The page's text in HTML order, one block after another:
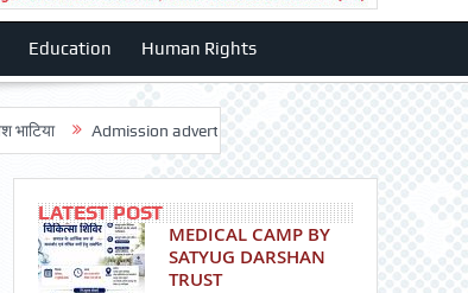
Education Human Rights
Admission advertisment श्री हनुमान मंदिर 3डी-42 का
LATEST POST
MEDICAL CAMP BY
SATYUG DARSHAN
TRUST